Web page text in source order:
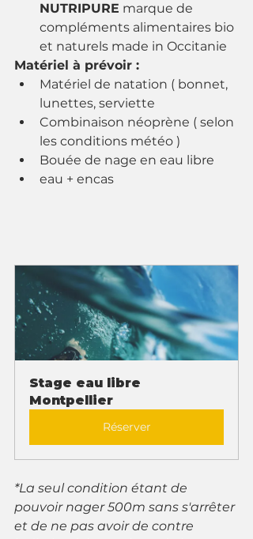
NUTRIPURE marque de
compléments alimentaires bio
et naturels made in Occitanie
Matériel à prévoir :
Matériel de natation ( bonnet,
lunettes, serviette
Combinaison néoprène ( selon
les conditions météo )
Bouée de nage en eau libre
eau + encas
Stage eau libre
Montpellier
Réserver
*La seul condition étant de
pouvoir nager 500m sans s'arrêter
et de ne pas avoir de contre